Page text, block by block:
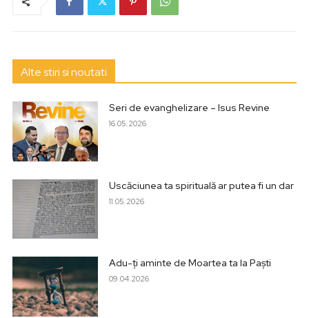
Alte stiri si noutati
Seri de evanghelizare – Isus Revine
16.05.2026
Uscăciunea ta spirituală ar putea fi un dar
11.05.2026
Adu-ți aminte de Moartea ta la Paști
09.04.2026